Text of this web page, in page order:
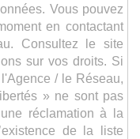
Vous pouvez
en contactant
Consultez le site
sur vos droits. Si
/ le Réseau,
» ne sont pas
réclamation à la
de la liste